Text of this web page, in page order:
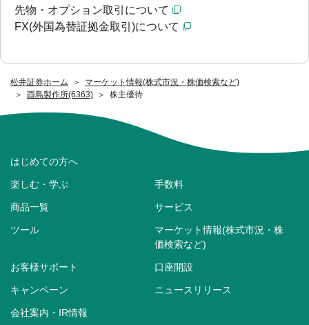
松井証券ホーム
マーケット情報(株式市況・株価検索など)
酉島製作所(6363)
株主優待
先物・オプション取引について
FX(外国為替証拠金取引)について
はじめての方へ
楽しむ・学ぶ 手数料
商品一覧 サービス
ツール
マーケット情報(株式市況・株
価検索など)
お客様サポート 口座開設
キャンペーン ニュースリリース
会社案内・IR情報